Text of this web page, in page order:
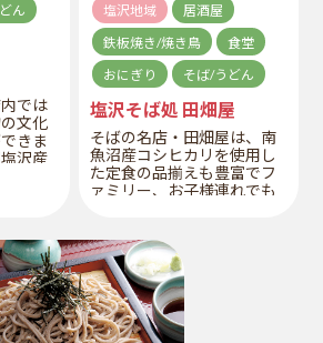
ん
では
文化
きま
沢産
塩沢地域
居酒屋
鉄板焼き/焼き鳥
食堂
おにぎり
そば/うどん
塩沢そば処 田畑屋
そばの名店・田畑屋は、南
魚沼産コシヒカリを使用し
た定食の品揃えも豊富でフ
ァミリー、お子様連れでも
魚沼名物の「へぎそば」
と、専門の職人が打つコシ
の強いうどんが評判。※営
業時間について、15:30～
17:00休憩する場合もござい
ます。